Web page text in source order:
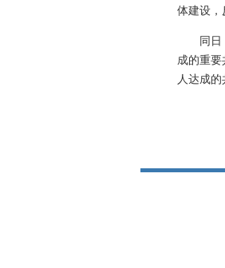
体建设，
同
成的重
人达成的